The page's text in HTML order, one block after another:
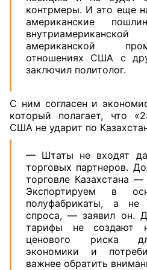
контрмеры. И это еще
американские
американской
отношениях США с
заключил политолог.
С ним согласен и
который полагает, что
США не ударит по
— Штаты не входят
торговых партнеров.
торговле Казахстана
Экспортируем в
полуфабрикаты, а не
спроса, — заявил он.
тарифы не создают
ценового риска
экономики и
важнее обратить